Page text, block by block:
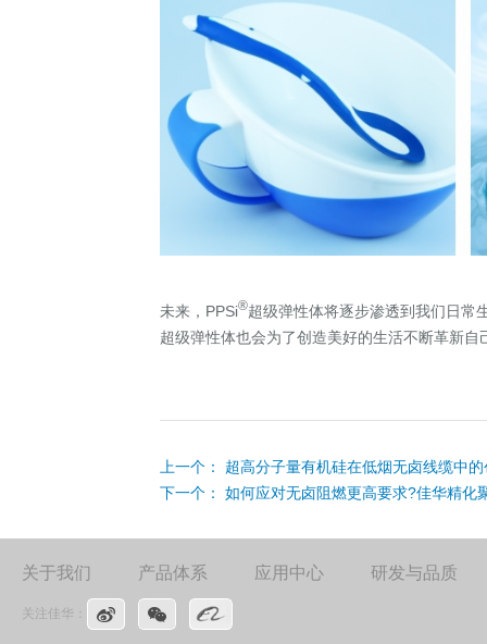
未来，PPSi®超级弹性体将逐步渗透到我们日常
超级弹性体也会为了创造美好的生活不断革新
上一个： 超高分子量有机硅在低烟无卤线缆中
下一个： 如何应对无卤阻燃更高要求?佳华精化
关于我们 产品体系 应用中心 研发与品质
关注佳华：